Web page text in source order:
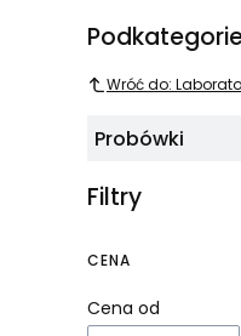
Wróć do:
Probówki
Filtry
CENA
Cena od